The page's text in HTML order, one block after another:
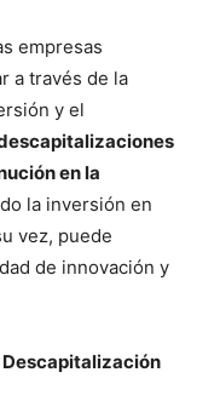
empresas
a través de la
y el
en la
la inversión en
vez, puede
de innovación y